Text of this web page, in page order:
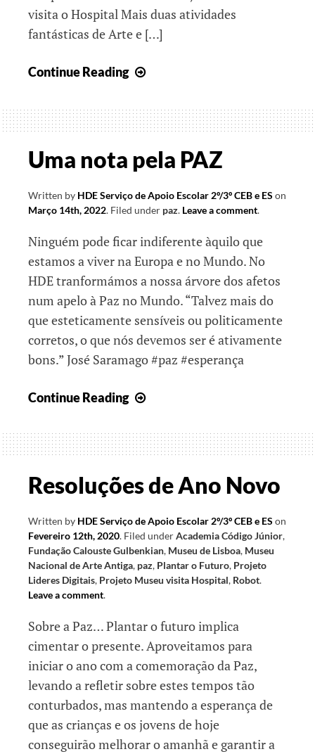
visita o Hospital Mais duas atividades
fantásticas de Arte e […]
Continue Reading
de
Esperança
Uma nota pela PAZ
Written by HDE Serviço de Apoio Escolar 2º/3º CEB e ES on
Março 14th, 2022. Filed under paz. Leave a comment.
Ninguém pode ficar indiferente àquilo que
estamos a viver na Europa e no Mundo. No
HDE tranformámos a nossa árvore dos afetos
num apelo à Paz no Mundo. “Talvez mais do
que esteticamente sensíveis ou politicamente
corretos, o que nós devemos ser é ativamente
bons.” José Saramago #paz #esperança
Continue Reading
pela
PAZ
Resoluções de Ano Novo
Written by HDE Serviço de Apoio Escolar 2º/3º CEB e ES on
Fevereiro 12th, 2020. Filed underAcademia Código Júnior,
Fundação Calouste Gulbenkian, Museu de Lisboa, Museu
Nacional de Arte Antiga, paz, Plantar o Futuro, Projeto
Lideres Digitais, Projeto Museu visita Hospital, Robot.
Leave a comment.
Sobre a Paz… Plantar o futuro implica
cimentar o presente. Aproveitamos para
iniciar o ano com a comemoração da Paz,
levando a refletir sobre estes tempos tão
conturbados, mas mantendo a esperança de
que as crianças e os jovens de hoje
conseguirão melhorar o amanhã e garantir a